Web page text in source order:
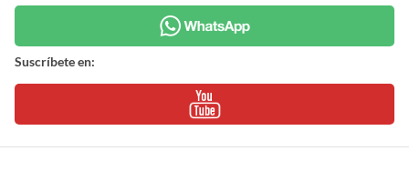
Suscríbete en: